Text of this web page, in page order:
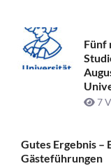
Fünf
7
Gutes Ergebnis –
Gästeführungen